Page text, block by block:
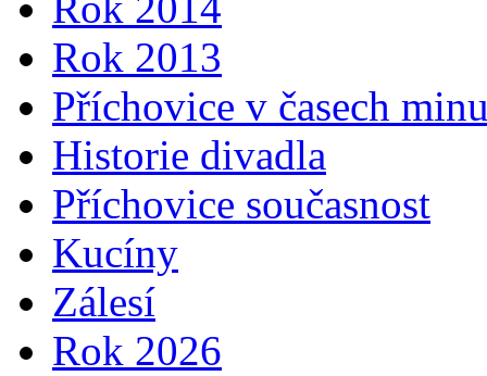
Rok 2013
Příchovice v časech
Historie divadla
Příchovice současnost
Kucíny
Zálesí
Rok 2026